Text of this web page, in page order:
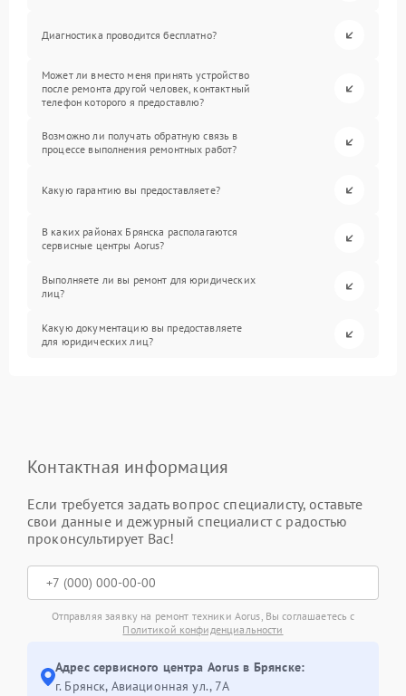
Диагностика проводится бесплатно?
Может ли вместо меня принять устройство
после ремонта другой человек, контактный
телефон которого я предоставлю?
Возможно ли получать обратную связь в
процессе выполнения ремонтных работ?
Какую гарантию вы предоставляете?
В каких районах Брянска располагаются
сервисные центры Aorus?
Выполняете ли вы ремонт для юридических
лиц?
Какую документацию вы предоставляете
для юридических лиц?
Контактная информация
Если требуется задать вопрос специалисту, оставьте
свои данные и дежурный специалист с радостью
проконсультирует Вас!
Отправляя заявку на ремонт техники Aorus, Вы соглашаетесь с
Политикой конфиденциальности
Адрес сервисного центра Aorus в Брянске:
г. Брянск, Авиационная ул., 7А